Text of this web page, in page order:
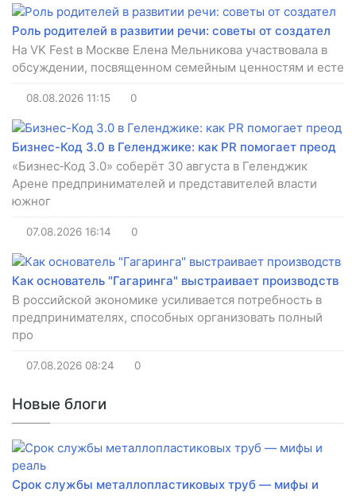
Роль родителей в развитии речи: советы от создател
На VK Fest в Москве Елена Мельникова участвовала в
обсуждении, посвященном семейным ценностям и есте
08.08.2026 11:15 0
Бизнес-Код 3.0 в Геленджике: как PR помогает преод
«Бизнес‑Код 3.0» соберёт 30 августа в Геленджик
Арене предпринимателей и представителей власти
южног
07.08.2026 16:14 0
Как основатель "Гагаринга" выстраивает производств
В российской экономике усиливается потребность в
предпринимателях, способных организовать полный
про
07.08.2026 08:24 0
Новые блоги
Срок службы металлопластиковых труб — мифы и